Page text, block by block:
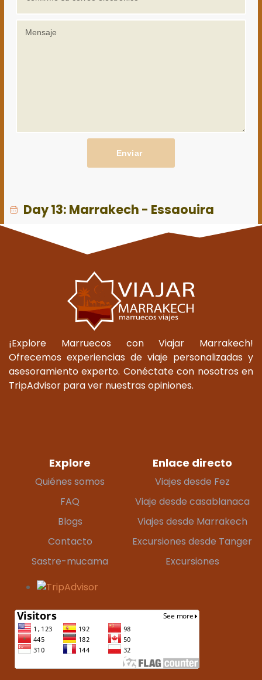
Enviar
Day 13: Marrakech - Essaouira
¡Explore Marruecos con Viajar Marrakech!
Ofrecemos experiencias de viaje personalizadas y
asesoramiento experto. Conéctate con nosotros en
TripAdvisor para ver nuestras opiniones.
Explore
Quiénes somos
FAQ
Blogs
Contacto
Sastre-mucama
Enlace directo
Viajes desde Fez
Viaje desde casablanaca
Viajes desde Marrakech
Excursiones desde Tanger
Excursiones